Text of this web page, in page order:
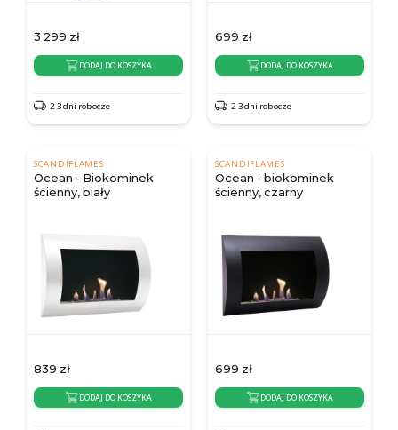
3 299 zł
DODAJ DO KOSZYKA
2-3 dni robocze
699 zł
DODAJ DO KOSZYKA
2-3 dni robocze
SCANDIFLAMES
Ocean - Biokominek
ścienny, biały
839 zł
DODAJ DO KOSZYKA
SCANDIFLAMES
Ocean - biokominek
ścienny, czarny
699 zł
DODAJ DO KOSZYKA